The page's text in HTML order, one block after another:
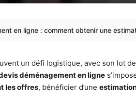
en ligne : comment obtenir une
un défi logistique, avec son lot
déménagement en ligne
les offres, bénéficier d’une